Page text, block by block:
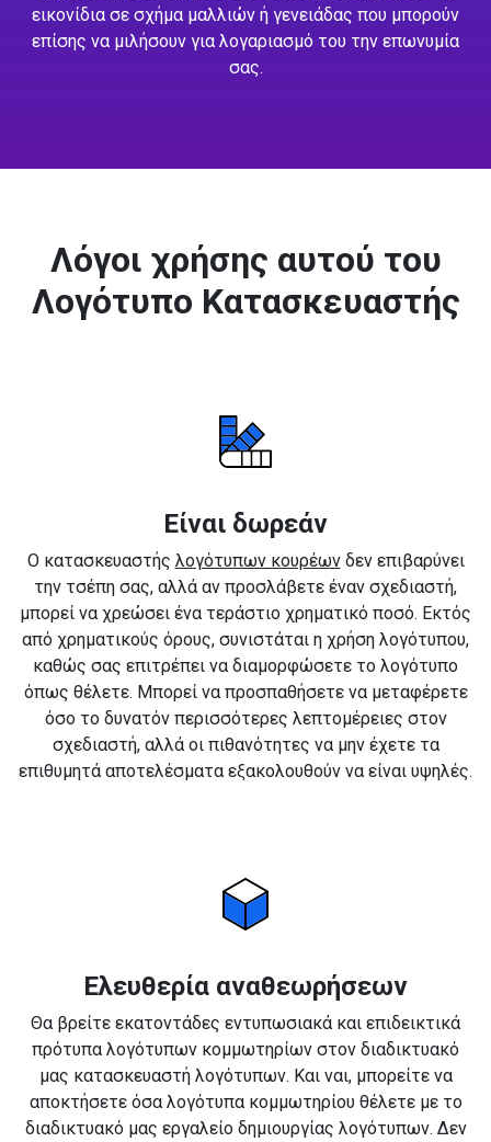
εικονίδια σε σχήμα μαλλιών ή γενειάδας που μπορούν
επίσης να μιλήσουν για λογαριασμό του την επωνυμία
σας.
Λόγοι χρήσης αυτού του
Λογότυπο Κατασκευαστής
Είναι δωρεάν
Ο κατασκευαστής λογότυπων κουρέωνδεν επιβαρύνει
την τσέπη σας, αλλά αν προσλάβετε έναν σχεδιαστή,
μπορεί να χρεώσει ένα τεράστιο χρηματικό ποσό. Εκτός
από χρηματικούς όρους, συνιστάται η χρήση λογότυπου,
καθώς σας επιτρέπει να διαμορφώσετε το λογότυπο
όπως θέλετε. Μπορεί να προσπαθήσετε να μεταφέρετε
όσο το δυνατόν περισσότερες λεπτομέρειες στον
σχεδιαστή, αλλά οι πιθανότητες να μην έχετε τα
επιθυμητά αποτελέσματα εξακολουθούν να είναι υψηλές.
Ελευθερία αναθεωρήσεων
Θα βρείτε εκατοντάδες εντυπωσιακά και επιδεικτικά
πρότυπα λογότυπων κομμωτηρίων στον διαδικτυακό
μας κατασκευαστή λογότυπων. Και ναι, μπορείτε να
αποκτήσετε όσα λογότυπα κομμωτηρίου θέλετε με το
διαδικτυακό μας εργαλείο δημιουργίας λογότυπων. Δεν